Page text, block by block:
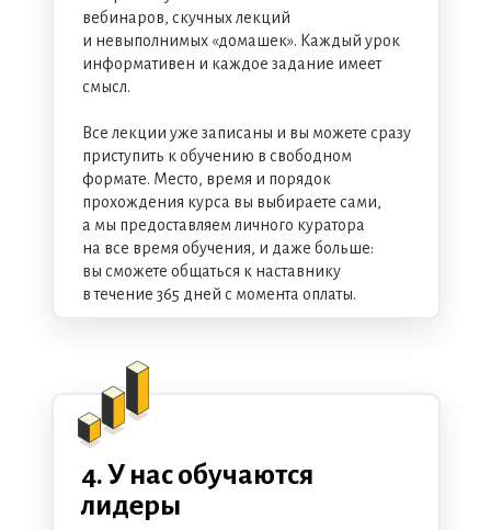
4. У нас обучаются
лидеры
вебинаров, скучных лекций
и невыполнимых «домашек». Каждый урок
информативен и каждое задание имеет
смысл.
Все лекции уже записаны и вы можете сразу
приступить к обучению в свободном
формате. Место, время и порядок
прохождения курса вы выбираете сами,
а мы предоставляем личного куратора
на все время обучения, и даже больше:
вы сможете общаться к наставнику
в течение 365 дней с момента оплаты.